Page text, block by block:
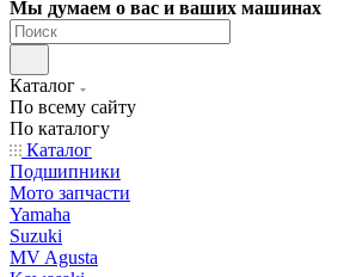
Мы думаем о вас и ваших машинах
Каталог
По всему сайту
По каталогу
Каталог
Подшипники
Мото запчасти
Yamaha
Suzuki
MV Agusta